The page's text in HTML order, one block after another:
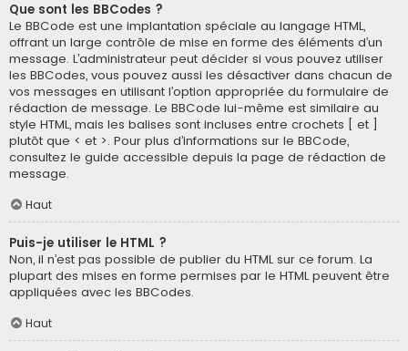
Que sont les BBCodes ?
Le BBCode est une implantation spéciale au langage HTML,
offrant un large contrôle de mise en forme des éléments d’un
message. L’administrateur peut décider si vous pouvez utiliser
les BBCodes, vous pouvez aussi les désactiver dans chacun de
vos messages en utilisant l’option appropriée du formulaire de
rédaction de message. Le BBCode lui-même est similaire au
style HTML, mais les balises sont incluses entre crochets [ et ]
plutôt que < et >. Pour plus d’informations sur le BBCode,
consultez le guide accessible depuis la page de rédaction de
message.
Haut
Puis-je utiliser le HTML ?
Non, il n’est pas possible de publier du HTML sur ce forum. La
plupart des mises en forme permises par le HTML peuvent être
appliquées avec les BBCodes.
Haut